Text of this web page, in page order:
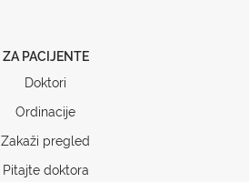
ZA PACIJENTE
Doktori
Ordinacije
Zakaži pregled
Pitajte doktora